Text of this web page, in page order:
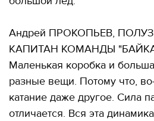
Андрей ПРОКОПЬЕВ,
КАПИТАН КОМАНДЫ
Маленькая коробка и
разные вещи. Потому что,
катание даже другое. Сила
отличается. Вся эта